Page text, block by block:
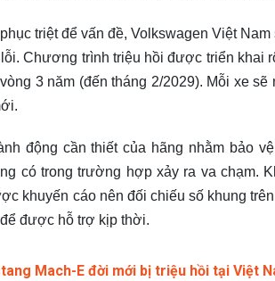
triệt để vấn đề, Volkswagen Việt
Chương trình triệu hồi được triển khai
3 năm (đến tháng 2/2029). Mỗi xe
động cần thiết của hãng nhằm bảo
có trong trường hợp xảy ra va chạm.
khuyến cáo nên đối chiếu số khung
được hỗ trợ kịp thời.
Mach-E đời mới bị triệu hồi tại Việt